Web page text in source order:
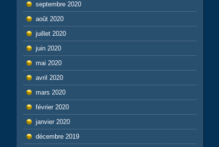
septembre 2020
août 2020
juillet 2020
juin 2020
mai 2020
avril 2020
mars 2020
février 2020
janvier 2020
décembre 2019